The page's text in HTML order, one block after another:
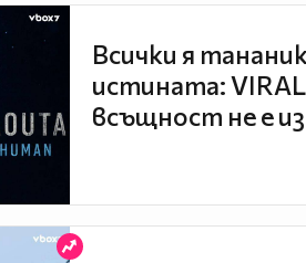
Всички я
истината:
всъщност не е